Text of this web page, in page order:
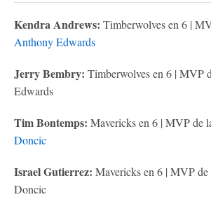
Kendra Andrews: Timberwolves en 6 |
Anthony Edwards
Jerry Bembry: Timberwolves en 6 | MVP
Edwards
Tim Bontemps: Mavericks en 6 | MVP de
Doncic
Israel Gutierrez: Mavericks en 6 | MVP
Doncic